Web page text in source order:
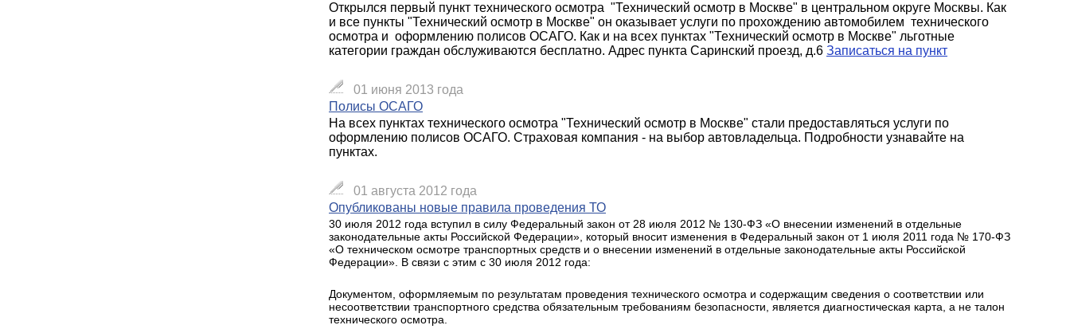
Открылся первый пункт технического осмотра "Технический осмотр в Москве" в центральном округе Москвы. Как
и все пункты "Технический осмотр в Москве" он оказывает услуги по прохождению автомобилем технического
осмотра и оформлению полисов ОСАГО. Как и на всех пунктах "Технический осмотр в Москве" льготные
категории граждан обслуживаются бесплатно. Адрес пункта Саринский проезд, д.6 Записаться на пункт
01 июня 2013 года
Полисы ОСАГО
На всех пунктах технического осмотра "Технический осмотр в Москве" стали предоставляться услуги по
оформлению полисов ОСАГО. Страховая компания - на выбор автовладельца. Подробности узнавайте на
пунктах.
01 августа 2012 года
Опубликованы новые правила проведения ТО
30 июля 2012 года вступил в силу Федеральный закон от 28 июля 2012 № 130-ФЗ «О внесении изменений в отдельные
законодательные акты Российской Федерации», который вносит изменения в Федеральный закон от 1 июля 2011 года № 170-ФЗ
«О техническом осмотре транспортных средств и о внесении изменений в отдельные законодательные акты Российской
Федерации». В связи с этим с 30 июля 2012 года:
Документом, оформляемым по результатам проведения технического осмотра и содержащим сведения о соответствии или
несоответствии транспортного средства обязательным требованиям безопасности, является диагностическая карта, а не талон
технического осмотра.